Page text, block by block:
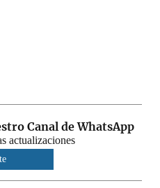
Canal de WhatsApp
actualizaciones